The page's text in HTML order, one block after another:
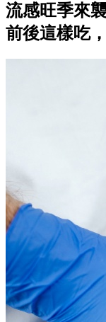
流感旺季來
前後這樣吃